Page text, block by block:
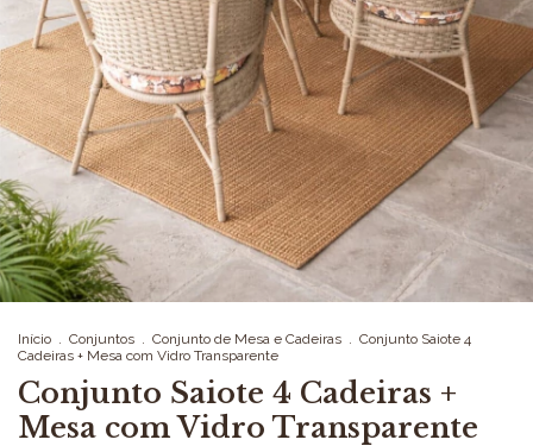
Início Conjuntos Conjunto de Mesa e Cadeiras
Conjunto Saiote 4
Cadeiras + Mesa com Vidro Transparente
Conjunto Saiote 4 Cadeiras +
Mesa com Vidro Transparente